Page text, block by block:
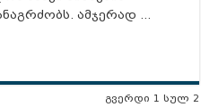
ამჯერად …
გვერდი 1 სულ 2